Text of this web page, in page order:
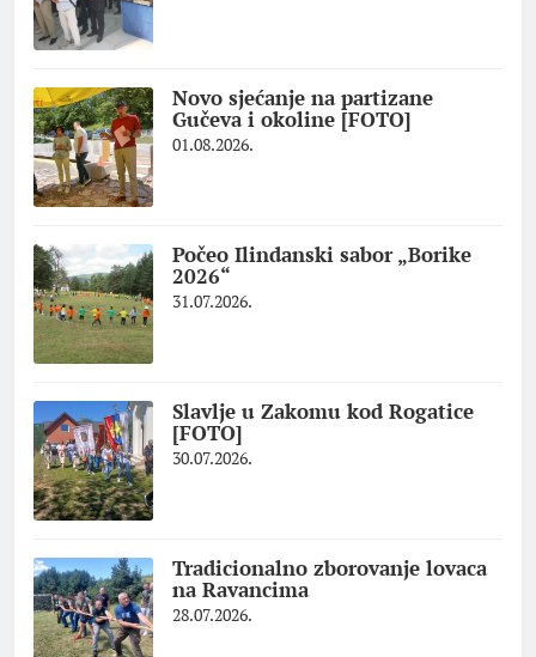
Novo sjećanje na partizane
Gučeva i okoline [FOTO]
01.08.2026.
Počeo Ilindanski sabor „Borike
2026“
31.07.2026.
Slavlje u Zakomu kod Rogatice
[FOTO]
30.07.2026.
Tradicionalno zborovanje lovaca
na Ravancima
28.07.2026.